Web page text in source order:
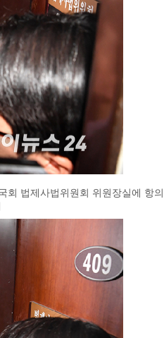
회 법제사법위원회 위원장실에 항의